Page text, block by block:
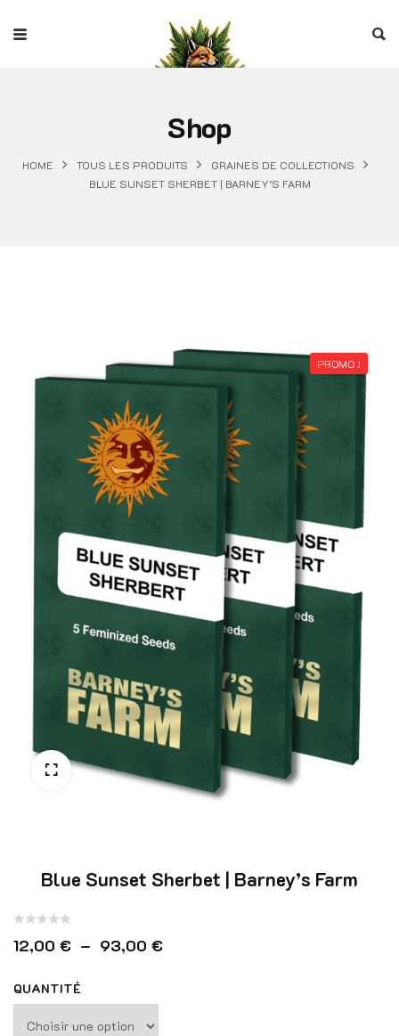
Shop
HOME TOUS LES PRODUITS
GRAINES DE COLLECTIONS
BLUE SUNSET SHERBET | BARNEY’S FARM
PROMO !
Blue Sunset Sherbet | Barney’s Farm
Note
sur
12,00 € – 93,00 €Plage de prix : 12,00 € à
QUANTITÉ